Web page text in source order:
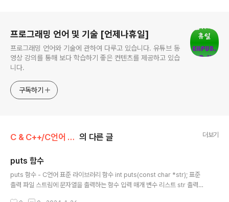
프로그래밍 언어 및 기술 [언제나휴일]
프로그래밍 언어와 기술에 관하여 다루고 있습니다. 유튜브 동
영상 강의를 통해 보다 학습하기 좋은 컨텐츠를 제공하고 있습
니다.
구독하기
C & C++/C언어 표준 라이브러리 함수 의 다른 글 더보기
puts 함수
puts 함수 - C언어 표준 라이브러리 함수 int puts(const char *str); 표준
출력 파일 스트림에 문자열을 출력하는 함수 입력 매개 변수 리스트 str 출력할